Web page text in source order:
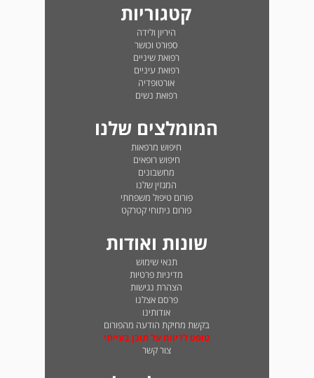
קטגוריות
היריון ולידה
ספורט וכושר
רפואת שיניים
רפואת עיניים
אורטופדיה
רפואת נשים
המומלצים שלנו
חיפוש מרפאות
חיפוש רופאים
מחשבונים
המגזין שלנו
פורום טיפול משפחתי
פורום ניתוחי קטרקט
שונות ואודות
תנאי שימוש
מדיניות פרטיות
הצהרת נגישות
פרסם אצלנו
אודותינו
בקשת מחיקת הודעה מהפורום
טופס לדיווח על תוכן בעייתי
צור קשר